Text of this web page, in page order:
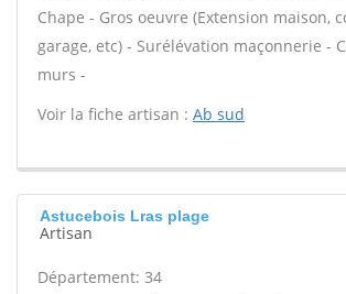
Chape - Gros oeuvre (Extension maison,
garage, etc) - Surélévation maçonnerie -
murs -
Voir la fiche artisan : Ab sud
Astucebois Lras plage
Artisan
Département: 34